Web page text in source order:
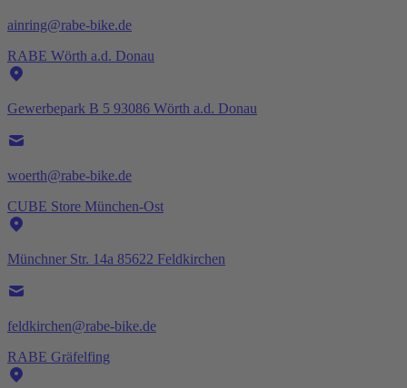
ainring@rabe-bike.de
RABE Wörth a.d. Donau
Gewerbepark B 5 93086 Wörth a.d. Donau
woerth@rabe-bike.de
CUBE Store München-Ost
Münchner Str. 14a 85622 Feldkirchen
feldkirchen@rabe-bike.de
RABE Gräfelfing